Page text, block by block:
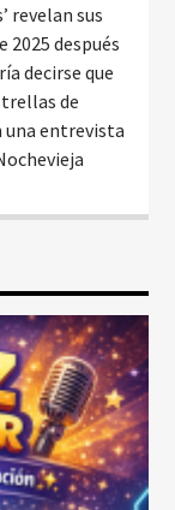
revelan sus
2025 después
decirse que
de
una entrevista